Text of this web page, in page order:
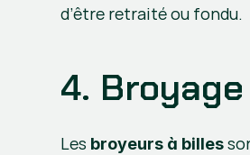
d’être retraité ou fondu.
4.
Les broyeurs à billes